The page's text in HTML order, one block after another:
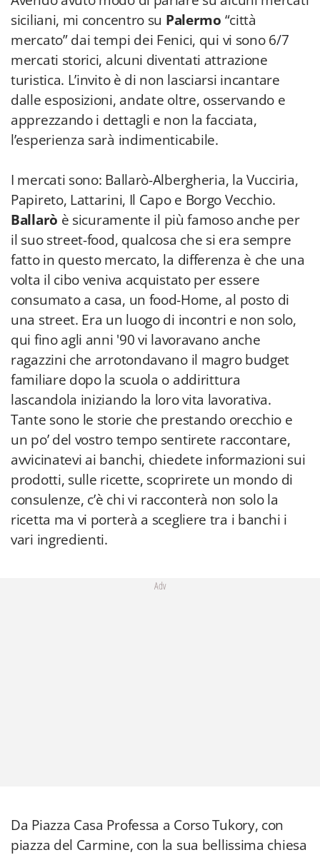
siciliani, mi concentro su Palermo “città
mercato” dai tempi dei Fenici, qui vi sono 6/7
mercati storici, alcuni diventati attrazione
turistica. L’invito è di non lasciarsi incantare
dalle esposizioni, andate oltre, osservando e
apprezzando i dettagli e non la facciata,
l’esperienza sarà indimenticabile.
I mercati sono: Ballarò-Albergheria, la Vucciria,
Papireto, Lattarini, Il Capo e Borgo Vecchio.
Ballarò è sicuramente il più famoso anche per
il suo street-food, qualcosa che si era sempre
fatto in questo mercato, la differenza è che una
volta il cibo veniva acquistato per essere
consumato a casa, un food-Home, al posto di
una street. Era un luogo di incontri e non solo,
qui fino agli anni '90 vi lavoravano anche
ragazzini che arrotondavano il magro budget
familiare dopo la scuola o addirittura
lascandola iniziando la loro vita lavorativa.
Tante sono le storie che prestando orecchio e
un po’ del vostro tempo sentirete raccontare,
avvicinatevi ai banchi, chiedete informazioni sui
prodotti, sulle ricette, scoprirete un mondo di
consulenze, c’è chi vi racconterà non solo la
ricetta ma vi porterà a scegliere tra i banchi i
vari ingredienti.
Adv
Da Piazza Casa Professa a Corso Tukory, con
piazza del Carmine, con la sua bellissima chiesa